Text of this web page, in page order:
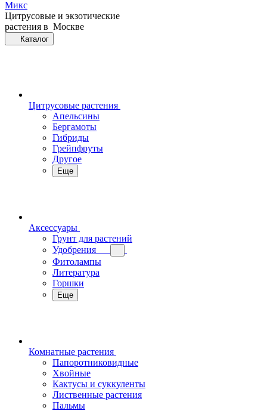
Цитрусовые и экзотические
растения в Москве
Каталог
Цитрусовые растения
Апельсины
Бергамоты
Гибриды
Грейпфруты
Другое
Еще
Аксессуары
Грунт для растений
Удобрения
Фитолампы
Литература
Горшки
Еще
Комнатные растения
Папоротниковидные
Хвойные
Кактусы и суккуленты
Лиственные растения
Пальмы